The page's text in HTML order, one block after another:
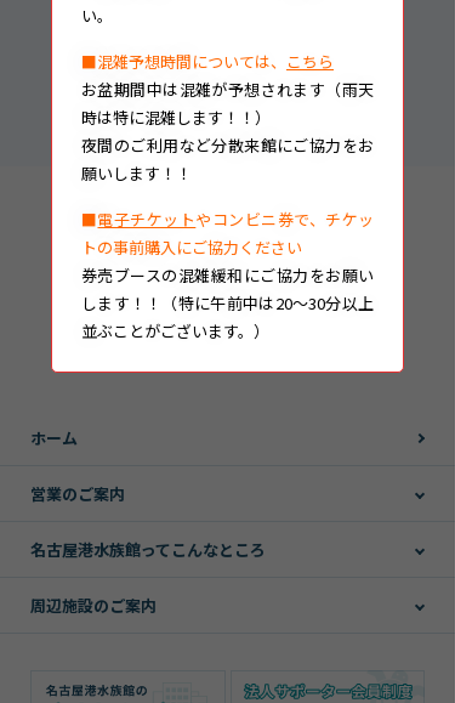
ホーム
営業のご案内
名古屋港水族館ってこんなところ
周辺施設のご案内
い。
■混雑予想時間については、 こちら
お盆期間中は混雑が予想されます（雨天
時は特に混雑します！！）
夜間のご利用など分散来館にご協力をお
願いします！！
■電子チケットやコンビニ券で、チケッ
トの事前購入にご協力ください
券売ブースの混雑緩和にご協力をお願い
します！！（特に午前中は20～30分以上
並ぶことがございます。）